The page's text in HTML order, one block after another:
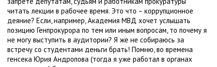
читать лекции в рабочее время. Это что – коррупционное
деяние? Если, например, Академия МВД хочет услышать
позицию Генпрокурора по тем или иным вопросам, то почему я
не могу выступить в аудитории? Я же не собираюсь за
встречу со студентами деньги брать! Помню, во времена
генсека Юрия Андропова (тогда я уже работал в органах